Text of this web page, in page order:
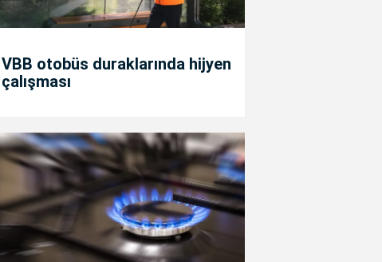
VBB otobüs duraklarında hijyen
çalışması